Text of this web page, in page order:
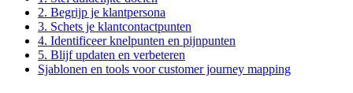
2. Begrijp je klantpersona
3. Schets je klantcontactpunten
4. Identificeer knelpunten en pijnpunten
5. Blijf updaten en verbeteren
Sjablonen en tools voor customer journey mapping